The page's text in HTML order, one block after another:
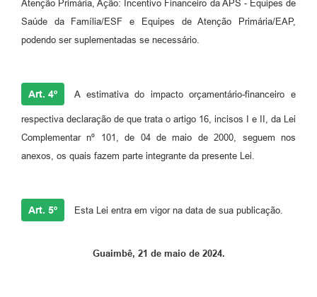
Atenção Primária, Ação: Incentivo Financeiro da APS - Equipes de
Saúde da Família/ESF e Equipes de Atenção Primária/EAP,
podendo ser suplementadas se necessário.
Art. 4º A estimativa do impacto orçamentário-financeiro e
respectiva declaração de que trata o artigo 16, incisos I e II, da Lei
Complementar nº 101, de 04 de maio de 2000, seguem nos
anexos, os quais fazem parte integrante da presente Lei.
Art. 5º Esta Lei entra em vigor na data de sua publicação.
Guaimbê, 21 de maio de 2024.